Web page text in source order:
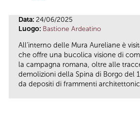
Data: 24/06/2025
Luogo: Bastione Ardeatino
All’interno delle Mura Aureliane è
che offre una bucolica visione di
la campagna romana, oltre alle
demolizioni della Spina di Borgo del
da depositi di frammenti